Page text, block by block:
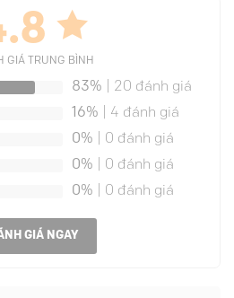
GIÁ TRUNG BÌNH
83% | 20 đánh giá
16% | 4 đánh giá
0% | 0 đánh giá
0% | 0 đánh giá
0% | 0 đánh giá
GIÁ NGAY